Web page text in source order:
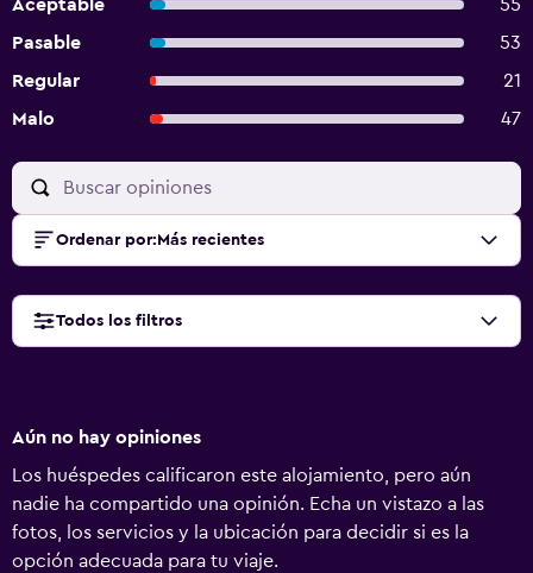
Aceptable
55
Pasable
53
Regular
21
Malo
47
Ordenar por: Más recientes
Todos los filtros
Aún no hay opiniones
Los huéspedes calificaron este alojamiento, pero aún
nadie ha compartido una opinión. Echa un vistazo a las
fotos, los servicios y la ubicación para decidir si es la
opción adecuada para tu viaje.